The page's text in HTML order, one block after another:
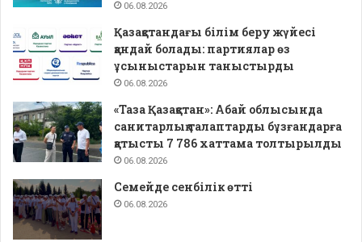
06.08.2026
Қазақстандағы білім беру жүйесі
қандай болады: партиялар өз
ұсыныстарын таныстырды
06.08.2026
«Таза Қазақстан»: Абай облысында
санитарлық талаптарды бұзғандарға
қатысты 7 786 хаттама толтырылды
06.08.2026
Семейде сенбілік өтті
06.08.2026